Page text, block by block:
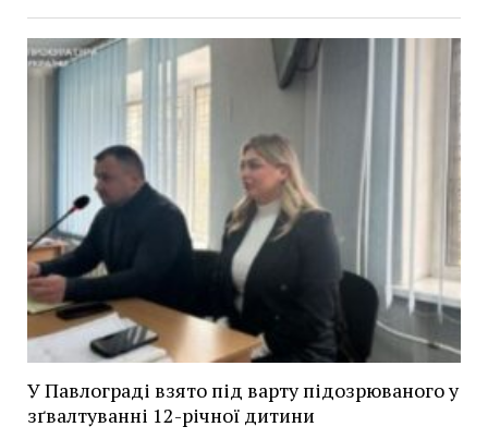
У Павлограді взято під варту підозрюваного у
зґвалтуванні 12-річної дитини